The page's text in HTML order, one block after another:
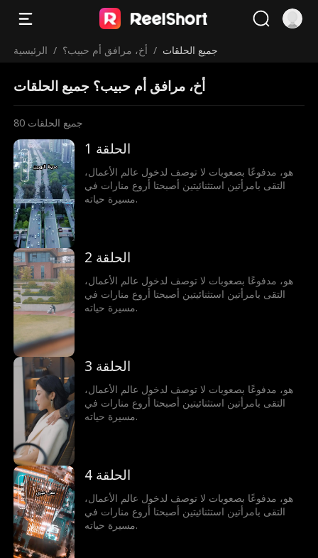
الرئيسية / أخ، مرافق أم حبيب؟ / جميع الحلقات
أخ، مرافق أم حبيب؟ جميع الحلقات
80 جميع الحلقات
الحلقة 1
هو، مدفوعًا بصعوبات لا توصف لدخول عالم الأعمال،
التقى بامرأتين استثنائيتين أصبحتا أروع منارات في
مسيرة حياته.
الحلقة 2
هو، مدفوعًا بصعوبات لا توصف لدخول عالم الأعمال،
التقى بامرأتين استثنائيتين أصبحتا أروع منارات في
مسيرة حياته.
الحلقة 3
هو، مدفوعًا بصعوبات لا توصف لدخول عالم الأعمال،
التقى بامرأتين استثنائيتين أصبحتا أروع منارات في
مسيرة حياته.
الحلقة 4
هو، مدفوعًا بصعوبات لا توصف لدخول عالم الأعمال،
التقى بامرأتين استثنائيتين أصبحتا أروع منارات في
مسيرة حياته.